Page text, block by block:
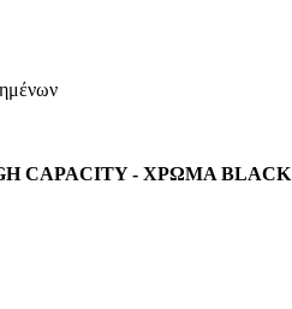
CAPACITY - ΧΡΩΜΑ BLACK